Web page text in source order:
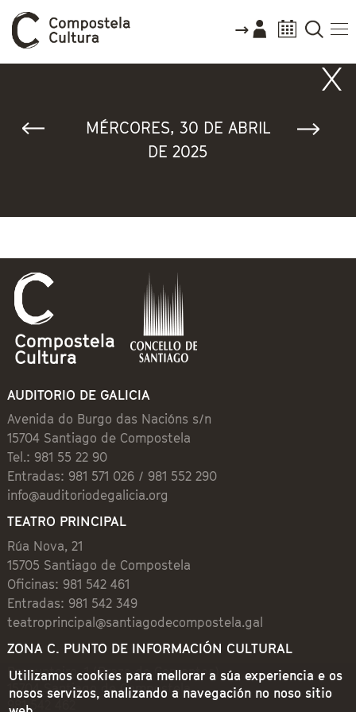
MÉRCORES, 30 DE ABRIL
DE 2025
AUDITORIO DE GALICIA
Avenida do Burgo das Nacións s/n
15704 Santiago de Compostela
Tel.: 981 55 22 90
Entradas: 981 571 026 / 981 552 290
info@auditoriodegalicia.org
TEATRO PRINCIPAL
Rúa Nova, 21
15705 Santiago de Compostela
Oficinas: 981 542 461
Entradas: 981 542 349
teatroprincipal@santiagodecompostela.gal
ZONA C. PUNTO DE INFORMACIÓN CULTURAL
Preguntoiro, 1 (Praza de Cervantes)
15704 Santiago de Compostela
981 542 462
Utilizamos cookies para mellorar a súa experiencia e os
nosos servizos, analizando a navegación no noso sitio